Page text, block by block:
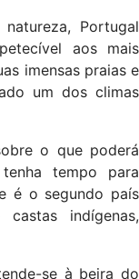
Portugal
aos mais
imensas praias e
um dos climas
o que poderá
tempo para
é o segundo país
indígenas,
se à beira do